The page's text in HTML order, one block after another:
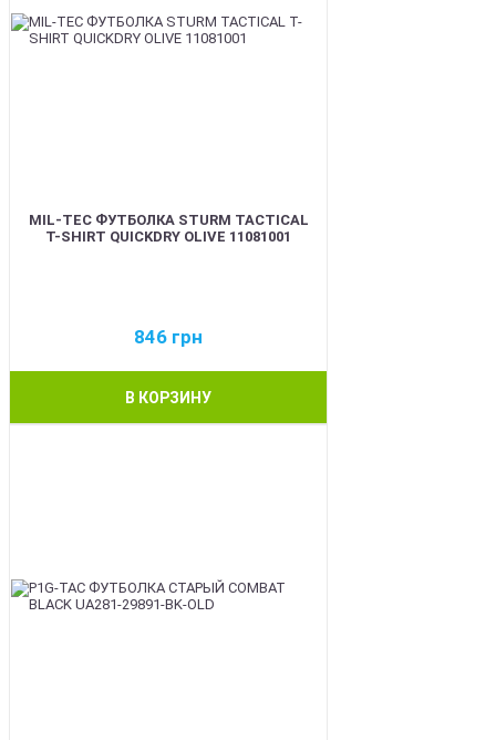
MIL-TEC ФУТБОЛКА STURM TACTICAL
T-SHIRT QUICKDRY OLIVE 11081001
846 грн
В КОРЗИНУ